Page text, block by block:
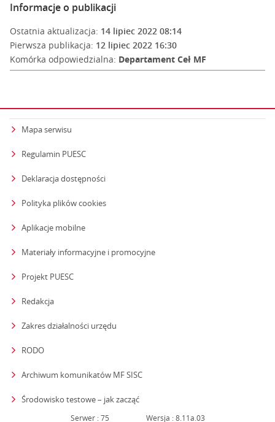
Informacje o publikacji
Ostatnia aktualizacja: 14 lipiec 2022 08:14
Pierwsza publikacja: 12 lipiec 2022 16:30
Komórka odpowiedzialna: Departament Ceł MF
Mapa serwisu
Regulamin PUESC
Deklaracja dostępności
Polityka plików cookies
Aplikacje mobilne
Materiały informacyjne i promocyjne
Projekt PUESC
Redakcja
Zakres działalności urzędu
RODO
Archiwum komunikatów MF SISC
Środowisko testowe – jak zacząćstrona otwiera się w nowym oknie
Serwer : 75 Wersja : 8.11a.03